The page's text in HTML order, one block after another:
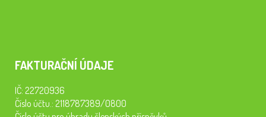
FAKTURAČNÍ ÚDAJE
IČ: 22720936
Číslo účtu.: 2118787389/0800